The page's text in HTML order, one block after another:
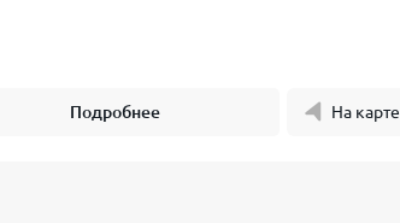
Подробнее На карте